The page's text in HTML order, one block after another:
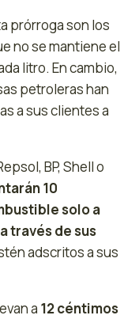
prórroga son los
no se mantiene el
litro. En cambio,
petroleras han
a sus clientes a
BP, Shell o
10
solo a
través de sus
adscritos a sus
a 12 céntimos